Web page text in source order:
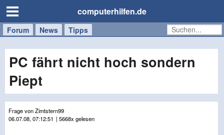
computerhilfen.de
Forum News Tipps
Handy
Tablet
Windows
Mac
PC fährt nicht hoch sondern
Piept
Frage von Zimtstern99
06.07.08, 07:12:51 | 5668x gelesen